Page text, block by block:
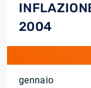
2004
gennaio